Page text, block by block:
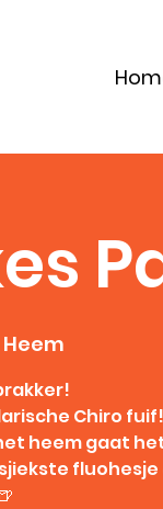
Chiro
heem gaat
fluohesje